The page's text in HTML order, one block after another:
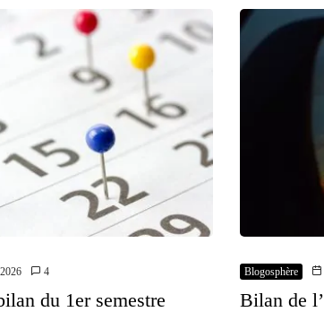
4
du 1er semestre
Blogosphère
Bilan de